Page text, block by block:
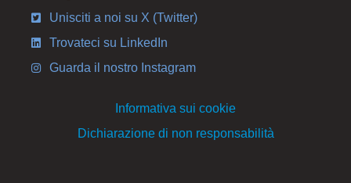
Unisciti a noi su X (Twitter)
Trovateci su LinkedIn
Guarda il nostro Instagram
Informativa sui cookie
Dichiarazione di non responsabilità